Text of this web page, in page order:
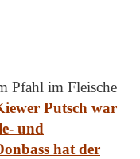
Pfahl im Fleische
Putsch war
und
hat der